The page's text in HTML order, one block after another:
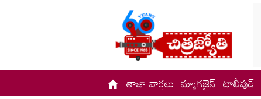
తాజా వార్తలు మ్యాగజైన్ టాలీవుడ్